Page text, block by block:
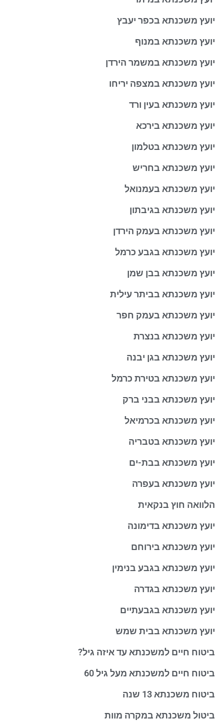
יועץ משכנתא בכפר יעבץ
יועץ משכנתא במנוף
יועץ משכנתא במשמר הירדן
יועץ משכנתא במצפה יריחו
יועץ משכנתא בעין ורד
יועץ משכנתא בירכא
יועץ משכנתא בטלמון
יועץ משכנתא בחריש
יועץ משכנתא בעמנואל
יועץ משכנתא בגיבתון
יועץ משכנתא בעמק הירדן
יועץ משכנתא בגבע כרמל
יועץ משכנתא בבן שמן
יועץ משכנתא בביתר עילית
יועץ משכנתא בעמק חפר
יועץ משכנתא בנצרת
יועץ משכנתא בגן יבנה
יועץ משכנתא בטירת כרמל
יועץ משכנתא בבני ברק
יועץ משכנתא בכרמיאל
יועץ משכנתא בטבריה
יועץ משכנתא בבת-ים
יועץ משכנתא בעפרה
הלוואה חוץ בנקאית
יועץ משכנתא בדימונה
יועץ משכנתא בירוחם
יועץ משכנתא בגבע בנימין
יועץ משכנתא בגדרה
יועץ משכנתא בגבעתיים
יועץ משכנתא בבית שמש
ביטוח חיים למשכנתא עד איזה גיל?
ביטוח חיים למשכנתא מעל גיל 60
ביטוח משכנתא 13 שנה
ביטול משכנתא במקרה מוות